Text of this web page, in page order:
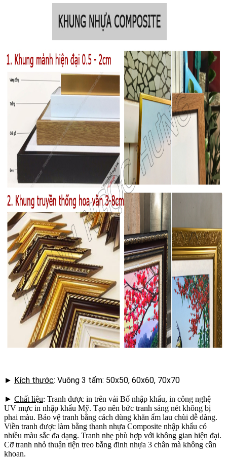
► Kích thước: Vuông 3 tấm: 50x50, 60x60, 70x70
► Chất liệu: Tranh được in trên vải Bố nhập khẩu, in công nghệ
UV mực in nhập khẩu Mỹ. Tạo nên bức tranh sáng nét không bị
phai màu. Bảo vệ tranh bằng cách dùng khăn ẩm lau chùi dễ dàng.
Viền tranh được làm bằng thanh nhựa Composite nhập khẩu có
nhiều màu sắc đa dạng. Tranh nhẹ phù hợp với không gian hiện đại.
Cỡ tranh nhỏ thuận tiện treo bằng đinh nhựa 3 chân mà không cần
khoan.